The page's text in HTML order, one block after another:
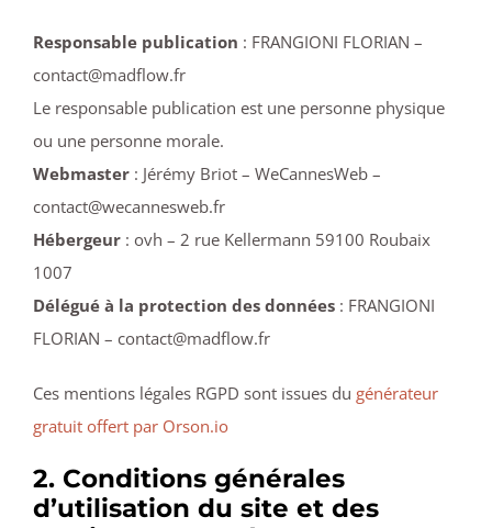
Responsable publication : FRANGIONI FLORIAN –
contact@madflow.fr
Le responsable publication est une personne physique
ou une personne morale.
Webmaster: Jérémy Briot – WeCannesWeb –
contact@wecannesweb.fr
Hébergeur: ovh – 2 rue Kellermann 59100 Roubaix
1007
Délégué à la protection des données: FRANGIONI
FLORIAN – contact@madflow.fr
Ces mentions légales RGPD sont issues du générateur
gratuit offert par Orson.io
2. Conditions générales
d’utilisation du site et des